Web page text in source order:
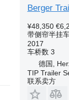
Berger
¥48,350
带侧帘半挂
2017
车桥数 3
德国,
TIP Trailer
联系卖方